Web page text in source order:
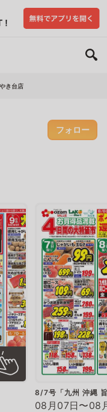
き台店
フォロー
8/7号「九州 沖縄
08月07日〜08